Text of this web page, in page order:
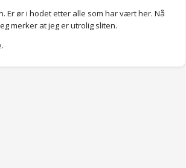
Er ør i hodet etter alle som har vært her. Nå
merker at jeg er utrolig sliten.